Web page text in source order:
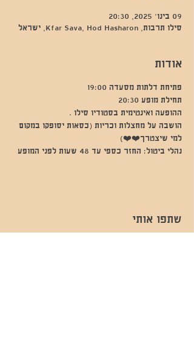
09 בינו׳ 2025, 20:30
סילו תרבות, Kfar Sava, Hod Hasharon, ישראל
אודות
פתיחת דלתות מסעדה 19:00
תחילת מופע 20:30
ההופעה ואינטימית בסטודיו סילו .
הושבה על מחצלות וכריות (כסאות יסופקו במקום
למי שיצטרך❤️❤️)
נהלי ביטול: החזר כספי עד 48 שעות לפני המופע
שתפו אותי